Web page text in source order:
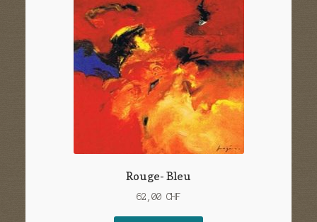
Rouge- Bleu
62,00 CHF